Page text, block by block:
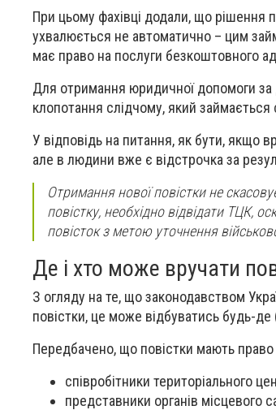
При цьому фахівці додали, що рішення
ухвалюється не автоматично – цим
має право на послуги безкоштовного
Для отримання юридичної допомоги
клопотання слідчому, який
У відповідь на питання, як бути, якщо
але в людини вже є відстрочка за
Отримання нової повістки не
повістку, необхідно відвідати ТЦК,
повісток з метою уточнення
Де і хто може вручати
З огляду на те, що законодавством
повістки, це може відбуватись будь-
Передбачено, що повістки мають право
співробітники територіального
представники органів місцевого